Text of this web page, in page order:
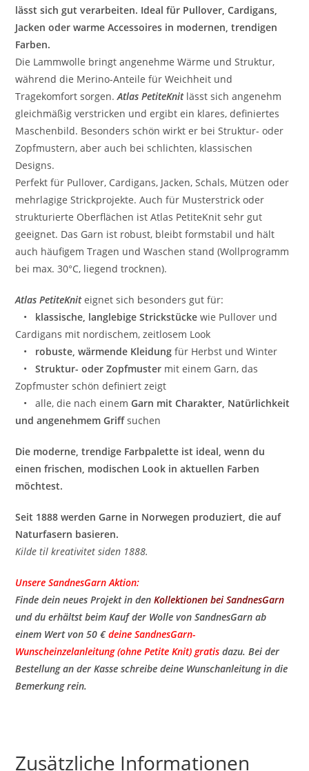
lässt sich gut verarbeiten. Ideal für Pullover, Cardigans,
Jacken oder warme Accessoires in modernen, trendigen
Farben.
Die Lammwolle bringt angenehme Wärme und Struktur,
während die Merino-Anteile für Weichheit und
Tragekomfort sorgen.Atlas PetiteKnitlässt sich angenehm
gleichmäßig verstricken und ergibt ein klares, definiertes
Maschenbild. Besonders schön wirkt er bei Struktur- oder
Zopfmustern, aber auch bei schlichten, klassischen
Designs.
Perfekt für Pullover, Cardigans, Jacken, Schals, Mützen oder
mehrlagige Strickprojekte. Auch für Musterstrick oder
strukturierte Oberflächen ist Atlas PetiteKnit sehr gut
geeignet. Das Garn ist robust, bleibt formstabil und hält
auch häufigem Tragen und Waschen stand (Wollprogramm
bei max. 30°C, liegend trocknen).
Atlas PetiteKniteignet sich besonders gut für:
• klassische, langlebige Strickstücke wie Pullover und
Cardigans mit nordischem, zeitlosem Look
• robuste, wärmende Kleidung für Herbst und Winter
•Struktur- oder Zopfmuster mit einem Garn, das
Zopfmuster schön definiert zeigt
• alle, die nach einemGarn mit Charakter, Natürlichkeit
und angenehmem Griffsuchen
Die moderne, trendige Farbpalette ist ideal, wenn du
einen frischen, modischen Look in aktuellen Farben
möchtest.
Seit 1888 werden Garne in Norwegen produziert, die auf
Naturfasern basieren.
Kilde til kreativitet siden 1888.
Unsere SandnesGarn Aktion:
Finde dein neues Projekt in denKollektionen bei SandnesGarn
und du erhältst beim Kauf der Wolle von SandnesGarn ab
einem Wert von 50 €deine SandnesGarn-
Wunscheinzelanleitung (ohne Petite Knit) gratis ​ dazu. Bei der
Bestellung an der Kasse schreibe deine Wunschanleitung in die
Bemerkung rein.
Zusätzliche Informationen